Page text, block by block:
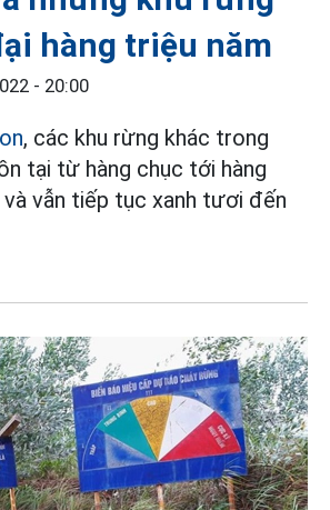
hàng triệu năm
- 20:00
, các khu rừng khác trong
tại từ hàng chục tới hàng
vẫn tiếp tục xanh tươi đến